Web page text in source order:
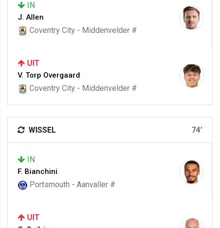
IN
J. Allen
Coventry City - Middenvelder #
UIT
V. Torp Overgaard
Coventry City - Middenvelder #
WISSEL 74'
IN
F. Bianchini
Portsmouth - Aanvaller #
UIT